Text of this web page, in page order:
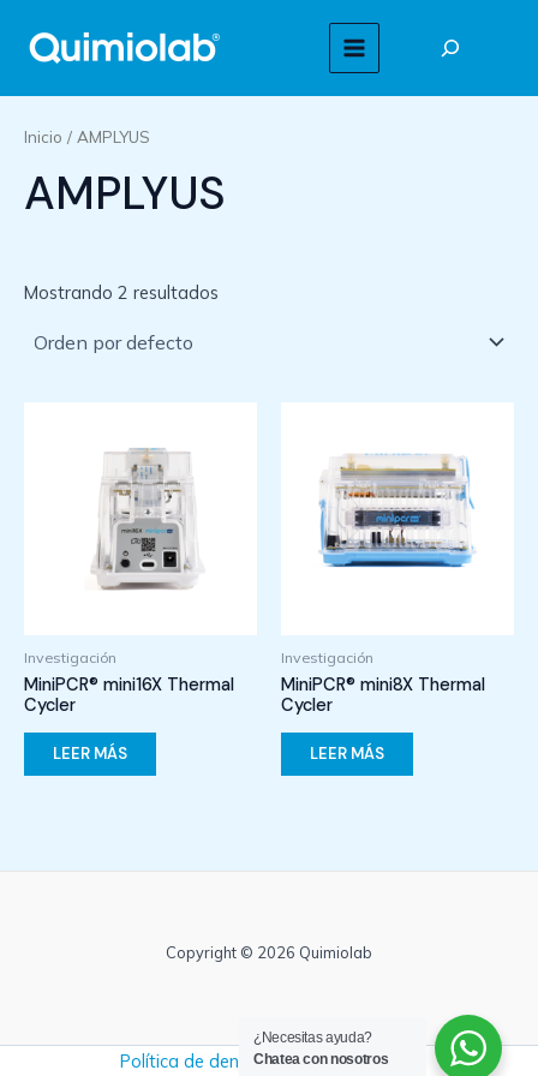
contenido
MAIN
Inicio / AMPLYUS
AMPLYUS
Mostrando 2 resultados
Investigación
MiniPCR® mini16X Thermal
Cycler
LEER MÁS
Investigación
MiniPCR® mini8X Thermal
Cycler
LEER MÁS
Copyright © 2026 Quimiolab
Política de denuncias y no retaliación
¿Necesitas ayuda?
Chatea con nosotros